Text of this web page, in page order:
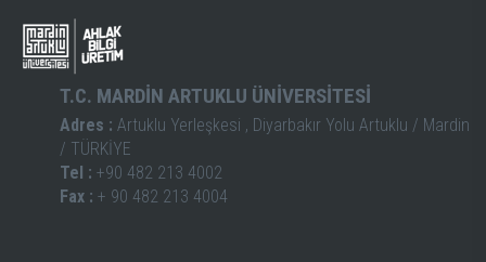
T.C. MARDİN ARTUKLU ÜNİVERSİTESİ
Adres : Artuklu Yerleşkesi , Diyarbakır Yolu Artuklu / Mardin
/ TÜRKİYE
Tel : +90 482 213 4002
Fax : + 90 482 213 4004